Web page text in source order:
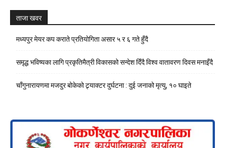
ताजा खवर
मध्यपुर मेयर कप कराते प्रतियोगिता असार ५ र ६ गते हुँदै
समृद्ध भविष्यका लागि प्रकृतिमैत्री विकासको सन्देश दिँदै विश्व वातावरण दिवस मनाइँदै
चाँगुनारायणमा मजदुर बोकेको ट्र्याक्टर दुर्घटना : दुई जनाको मृत्यु, १० घाइते